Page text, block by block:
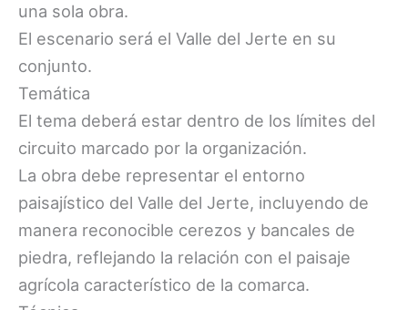
una sola obra.
El escenario será el Valle del Jerte en su
conjunto.
Temática
El tema deberá estar dentro de los límites del
circuito marcado por la organización.
La obra debe representar el entorno
paisajístico del Valle del Jerte, incluyendo de
manera reconocible cerezos y bancales de
piedra, reflejando la relación con el paisaje
agrícola característico de la comarca.